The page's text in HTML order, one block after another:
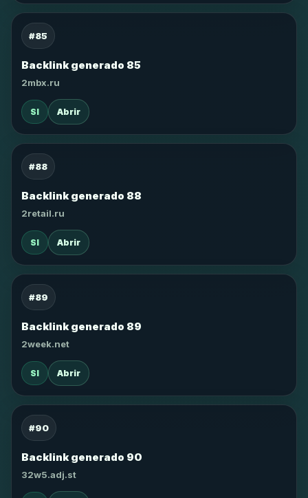
#85
Backlink generado 85
2mbx.ru
SI Abrir
#88
Backlink generado 88
2retail.ru
SI Abrir
#89
Backlink generado 89
2week.net
SI Abrir
#90
Backlink generado 90
32w5.adj.st